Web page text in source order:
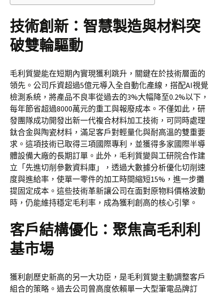
技術創新：智慧製造與材料突
破雙輪驅動
毛利質變能在短期內實現獲利跳升，關鍵在於技術層面的
領先。公司斥資超過5億元導入全自動化產線，搭配AI視覺
檢測系統，將產品不良率從過去的3%大幅降至0.2%以下，
每年節省超過8000萬元的重工與報廢成本。不僅如此，研
發團隊成功開發出新一代複合材料加工技術，可同時處理
鈦合金與陶瓷材料，滿足客戶對輕量化與耐高溫的雙重要
求。這項技術已取得三項國際專利，並獲得多家國際半導
體設備大廠的長期訂單。此外，毛利質變與工研院合作建
立「先進切削參數資料庫」，透過大數據分析優化切削速
度與進給率，使單一零件的加工時間縮短15%，進一步攤
提固定成本。這些技術革新讓公司在面對原物料價格波動
時，仍能維持穩定毛利率，成為獲利創高的核心引擎。
客戶結構優化：聚焦高毛利利
基市場
獲利創歷史新高的另一大功臣，是毛利質變主動調整客戶
組合的策略。過去公司曾高度依賴單一大型筆電品牌訂